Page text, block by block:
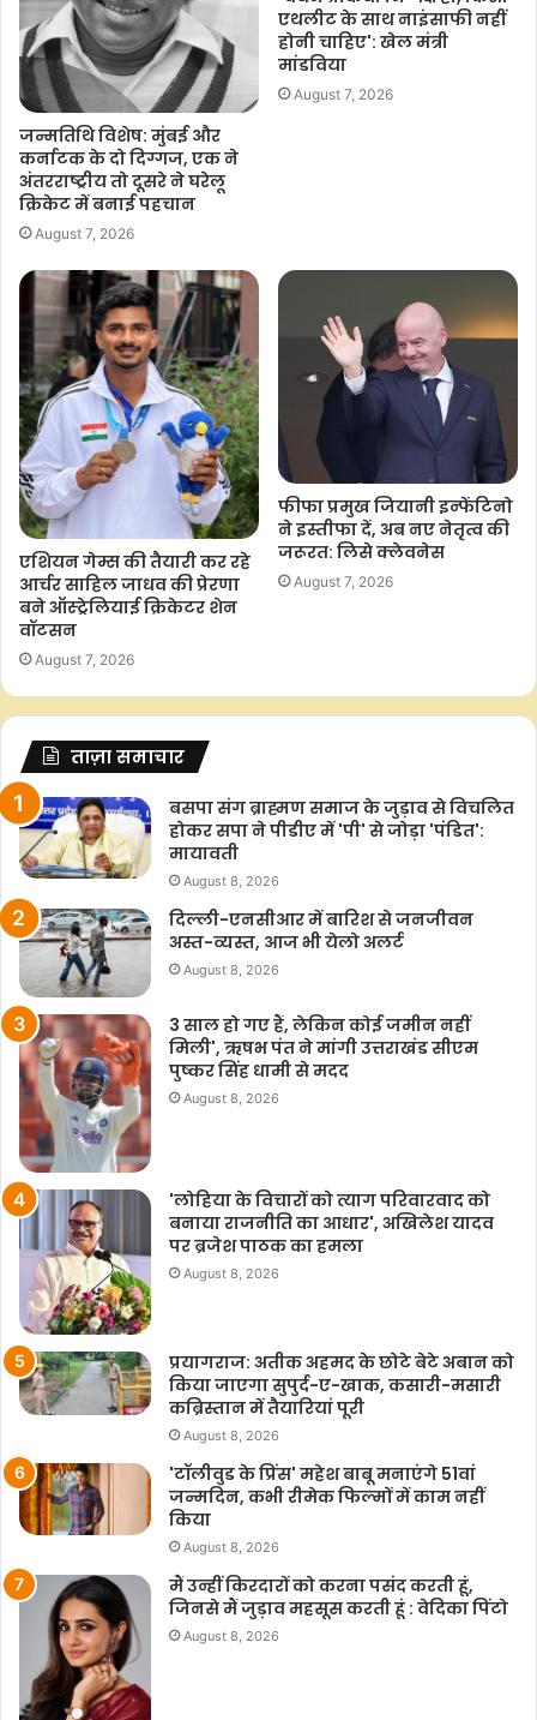
जन्मतिथि विशेष: मुंबई और
कर्नाटक के दो दिग्गज, एक ने
अंतरराष्ट्रीय तो दूसरे ने घरेलू
क्रिकेट में बनाई पहचान
August 7, 2026
एथलीट के साथ नाइंसाफी नहीं
होनी चाहिए': खेल मंत्री
मांडविया
August 7, 2026
एशियन गेम्स की तैयारी कर रहे
आर्चर साहिल जाधव की प्रेरणा
बने ऑस्ट्रेलियाई क्रिकेटर शेन
वॉटसन
August 7, 2026
फीफा प्रमुख जियानी इन्फेंटिनो
ने इस्तीफा दें, अब नए नेतृत्व की
जरूरत: लिसे क्लेवनेस
August 7, 2026
ताज़ा समाचार
बसपा संग ब्राह्मण समाज के जुड़ाव से विचलित
होकर सपा ने पीडीए में 'पी' से जोड़ा 'पंडित':
मायावती
August 8, 2026
दिल्ली-एनसीआर में बारिश से जनजीवन
अस्त-व्यस्त, आज भी येलो अलर्ट
August 8, 2026
3 साल हो गए हैं, लेकिन कोई जमीन नहीं
मिली', ऋषभ पंत ने मांगी उत्तराखंड सीएम
पुष्कर सिंह धामी से मदद
August 8, 2026
'लोहिया के विचारों को त्याग परिवारवाद को
बनाया राजनीति का आधार', अखिलेश यादव
पर ब्रजेश पाठक का हमला
August 8, 2026
प्रयागराज: अतीक अहमद के छोटे बेटे अबान को
किया जाएगा सुपुर्द-ए-खाक, कसारी-मसारी
कब्रिस्तान में तैयारियां पूरी
August 8, 2026
'टॉलीवुड के प्रिंस' महेश बाबू मनाएंगे 51वां
जन्मदिन, कभी रीमेक फिल्मों में काम नहीं
किया
August 8, 2026
मैं उन्हीं किरदारों को करना पसंद करती हूं,
जिनसे मैं जुड़ाव महसूस करती हूं : वेदिका पिंटो
August 8, 2026